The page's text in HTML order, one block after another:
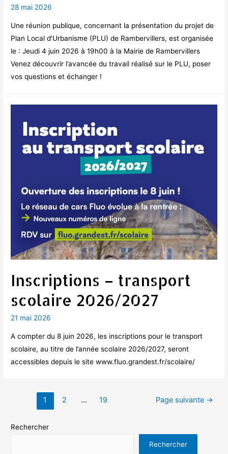
28 mai 2026
Une réunion publique, concernant la présentation du projet de
Plan Local d’Urbanisme (PLU) de Rambervillers, est organisée
le : Jeudi 4 juin 2026 à 19h00 à la Mairie de Rambervillers
Venez découvrir l’avancée du travail réalisé sur le PLU, poser
vos questions et échanger !
Inscriptions – transport
scolaire 2026/2027
21 mai 2026
A compter du 8 juin 2026, les inscriptions pour le transport
scolaire, au titre de l’année scolaire 2026/2027, seront
accessibles depuis le site www.fluo.grandest.fr/scolaire/
publications
1 2 … 19 Page suivante →
Rechercher
Rechercher